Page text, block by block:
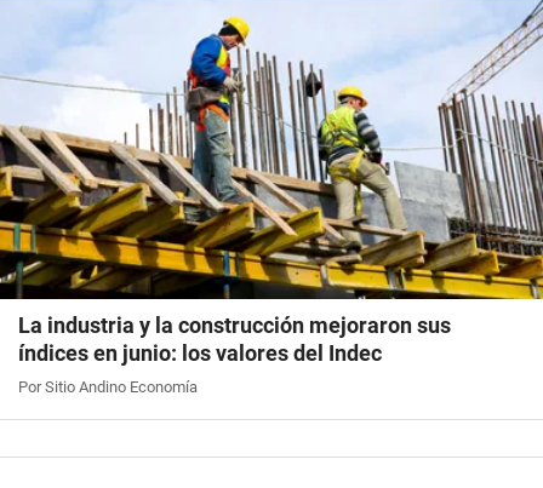
La industria y la construcción mejoraron sus
índices en junio: los valores del Indec
Por Sitio Andino Economía